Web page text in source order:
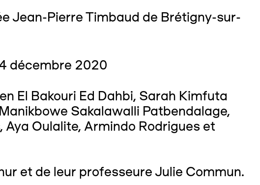
Jean-Pierre Timbaud de Brétigny-sur-
décembre 2020
El Bakouri Ed Dahbi, Sarah Kimfuta
Sakalawalli Patbendalage,
Oulalite, Armindo Rodrigues et
et de leur professeure Julie Commun.